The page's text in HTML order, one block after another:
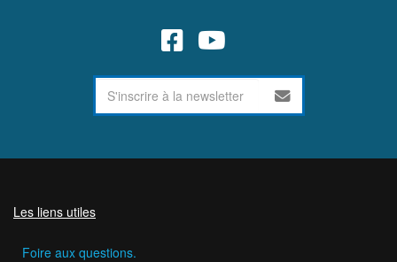
Les liens utiles
Foire aux questions.